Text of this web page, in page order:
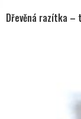
Dřevěná razítka –